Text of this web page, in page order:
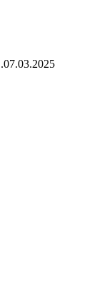
07.03.2025